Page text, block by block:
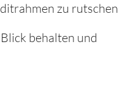
zu rutschen
behalten und